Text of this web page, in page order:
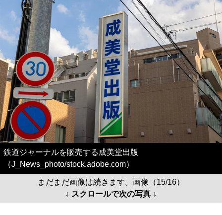
鉄道ジャーナルを販売する成美堂出版
（J_News_photo/stock.adobe.com）
まだまだ画像は続きます。画像（15/16）
↓ スクロールで次の写真 ↓